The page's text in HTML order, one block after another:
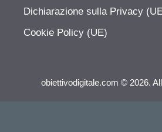
Dichiarazione sulla Privacy
Cookie Policy (UE)
obiettivodigitale.com © 2026.